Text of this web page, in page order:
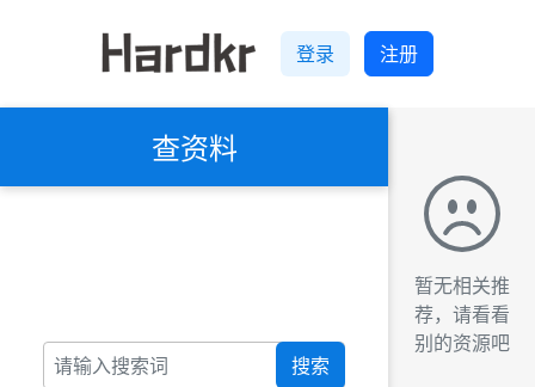
登录 注册
查资料
搜索
暂无相关推
荐，请看看
别的资源吧